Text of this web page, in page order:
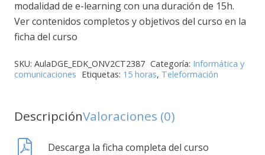
modalidad de e-learning con una duración de 15h.
Ver contenidos completos y objetivos del curso en la
ficha del curso
SKU: AulaDGE_EDK_ONV2CT2387 Categoría: Informática y
comunicaciones Etiquetas: 15 horas, Teleformación
DescripciónValoraciones (0)
Descarga la ficha completa del curso